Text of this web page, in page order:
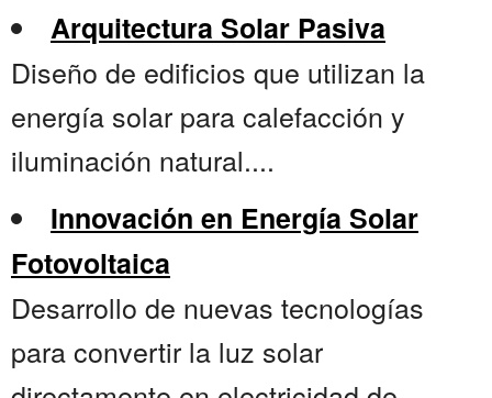
Arquitectura Solar Pasiva
Diseño de edificios que utilizan la
energía solar para calefacción y
iluminación natural....
Innovación en Energía Solar
Fotovoltaica
Desarrollo de nuevas tecnologías
para convertir la luz solar